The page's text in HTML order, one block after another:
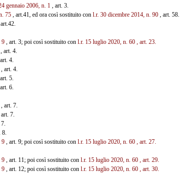
gennaio 2006, n. 1, art. 3.
75, art.41, ed ora così sostituito con l.r. 30 dicembre 2014, n. 90, art. 58.
9, art. 3; poi così sostituito con l.r. 15 luglio 2020, n. 60 , art. 23.
art. 4.
4.
art. 4.
5.
6.
art. 7.
7.
8.
9, art. 9; poi così sostituito con l.r. 15 luglio 2020, n. 60 , art. 27.
9, art. 11; poi così sostituito con l.r. 15 luglio 2020, n. 60 , art. 29.
9, art. 12; poi così sostituito con l.r. 15 luglio 2020, n. 60 , art. 30.